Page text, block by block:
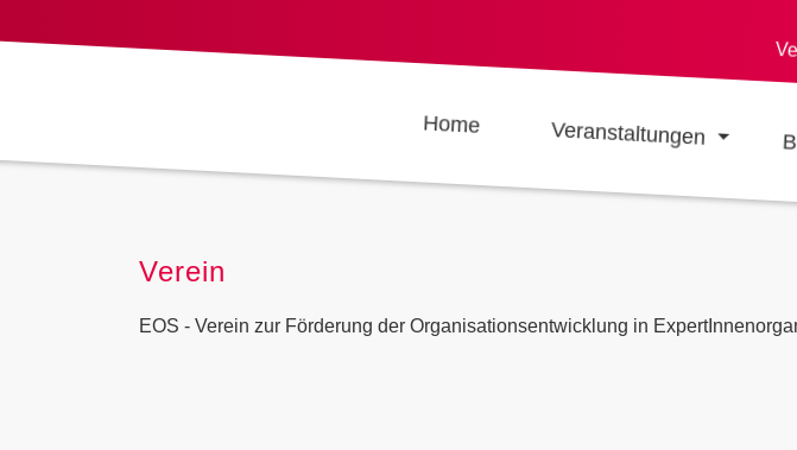
Home Veranstaltungen
Verein
EOS - Verein zur Förderung der Organisationsentwicklung in